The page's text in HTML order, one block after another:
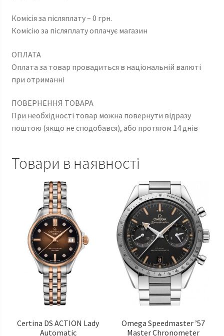
Комісія за післяплату – 0 грн.
Комісію за післяплату оплачує магазин
ОПЛАТА
Оплата за товар провадиться в національній валюті
при отриманні
ПОВЕРНЕННЯ ТОВАРА
При необхідності товар можна повернути відразу
поштою (якщо не сподобався), або протягом 14 днів
Товари в наявності
Certina DS ACTION Lady
Automatic
Omega Speedmaster ’57
Master Chronometer